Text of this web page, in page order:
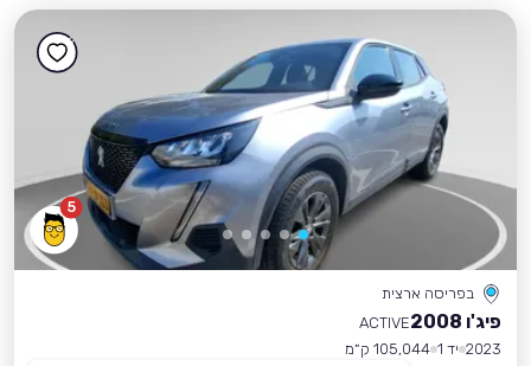
5
בפריסה ארצית
פיג'ו 2008
ACTIVE
2023 יד 1
105,044 ק״מ